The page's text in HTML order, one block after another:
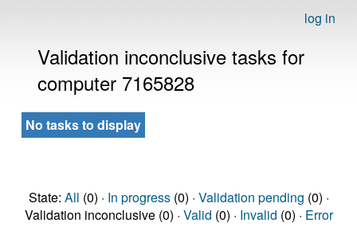
log in
Validation inconclusive tasks for
computer 7165828
No tasks to display
State: All (0) · In progress(0) · Validation pending (0) ·
Validation inconclusive (0) · Valid (0) · Invalid (0) · Error